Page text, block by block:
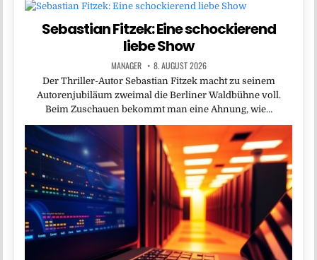
Sebastian Fitzek: Eine schockierend
liebe Show
MANAGER 8. AUGUST 2026
Der Thriller-Autor Sebastian Fitzek macht zu seinem
Autorenjubiläum zweimal die Berliner Waldbühne voll.
Beim Zuschauen bekommt man eine Ahnung, wie…